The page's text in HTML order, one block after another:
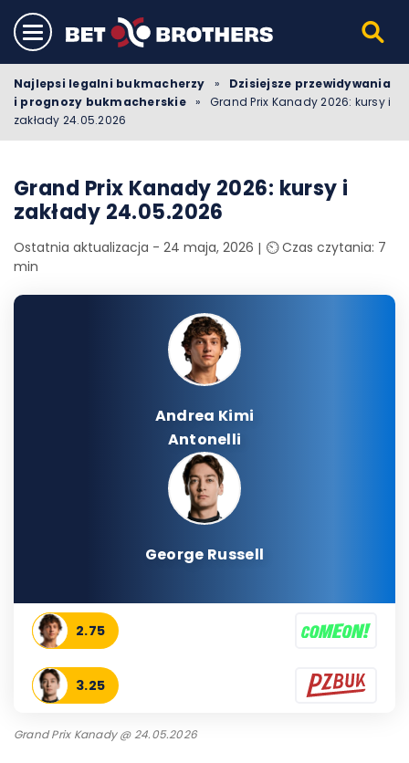
Najlepsi legalni bukmacherzy »
Dzisiejsze przewidywania
i prognozy bukmacherskie
»
Grand Prix Kanady 2026: kursy i
zakłady 24.05.2026
Grand Prix Kanady 2026: kursy i
zakłady 24.05.2026
Ostatnia aktualizacja - 24 maja, 2026
⏲️ Czas czytania: 7
min
Andrea Kimi
Antonelli
George Russell
2.75
3.25
Grand Prix Kanady @ 24.05.2026